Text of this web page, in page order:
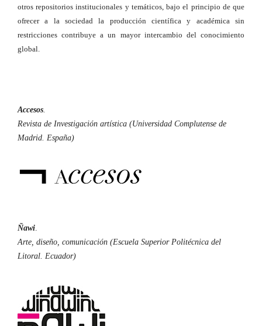
otros repositorios institucionales y temáticos, bajo el principio de que
ofrecer a la sociedad la producción científica y académica sin
restricciones contribuye a un mayor intercambio del conocimiento
global.
Accesos
Revista de Investigación artística (Universidad Complutense de
Madrid. España)
Ñawi
Arte, diseño, comunicación (Escuela Superior Politécnica del
Litoral. Ecuador)